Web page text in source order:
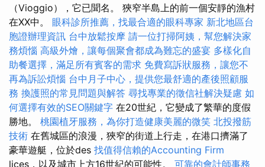
（Vioggio），它已聞名。 狹窄半島上的前一個安靜的漁村
在XX中。 眼科診所推薦，找最合適的眼科專家 新北地區台
胞證辦理資訊 台中放鬆按摩 請一位打掃阿姨，幫您解決家
務煩惱 高級外燴，讓每個聚會都成為難忘的盛宴 多樣化自
助餐選擇，滿足所有賓客的需求 免費寫訴狀服務，讓您不
再為訴訟煩惱 台中月子中心，提供您最舒適的產後照顧服
務 換護照的常見問題與解答 尋找專業的徵信社解決疑慮 如
何選擇有效的SEO關鍵字 在20世紀，它變成了繁華的度假
勝地。 桃園植牙服務，為你打造健康美麗的微笑 北投撥筋
技術 在舊城區的浪漫，狹窄的街道上行走，在港口擠滿了
豪華遊艇，位於des 找值得信賴的Accounting Firm
lices，以及城市上方16世紀的可能性。 可靠的會計師事務